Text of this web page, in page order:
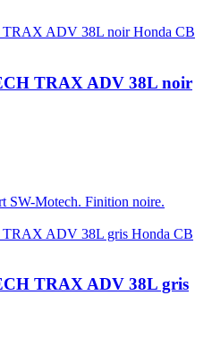
TRAX ADV 38L noir
SW-Motech. Finition noire.
TRAX ADV 38L gris